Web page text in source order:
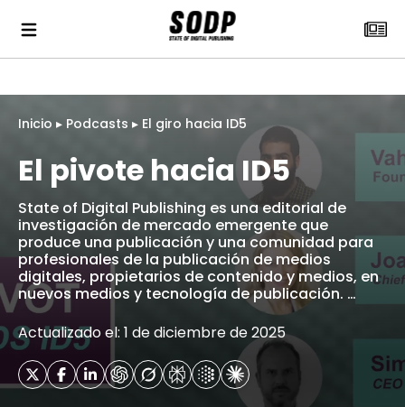
Inicio ▸ Podcasts ▸ El giro hacia ID5
El pivote hacia ID5
State of Digital Publishing es una editorial de
investigación de mercado emergente que
produce una publicación y una comunidad para
profesionales de la publicación de medios
digitales, propietarios de contenido y medios, en
nuevos medios y tecnología de publicación. …
Actualizado el: 1 de diciembre de 2025